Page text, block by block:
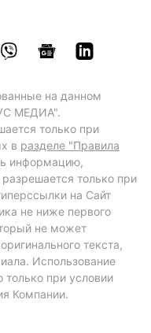
на данном
МЕДИА".
только при
в разделе "Правила
информацию,
только при
на Сайт
не ниже первого
не может
текста,
Использование
при условии
Компании.